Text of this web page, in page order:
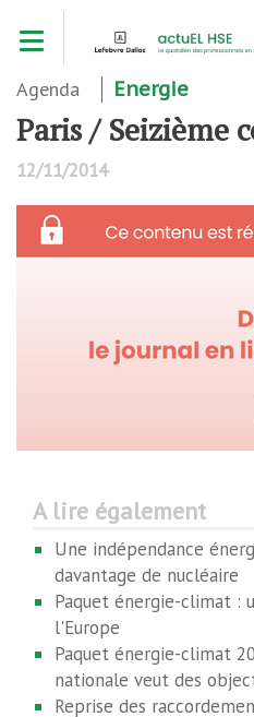
contenu
Agenda Energie
Paris / Seizième
12/11/2014
A lire également
Une indépendance
davantage de nucléaire
Paquet énergie-climat :
l'Europe
Paquet énergie-climat
nationale veut des
Reprise des